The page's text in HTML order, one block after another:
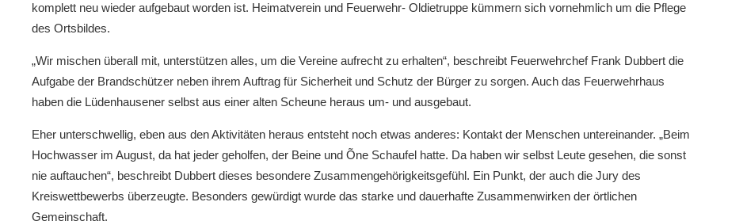
komplett neu wieder aufgebaut worden ist. Heimatverein und Feuerwehr- Oldietruppe kümmern sich vornehmlich um die Pflege
des Ortsbildes.
„Wir mischen überall mit, unterstützen alles, um die Vereine aufrecht zu erhalten“, beschreibt Feuerwehrchef Frank Dubbert die
Aufgabe der Brandschützer neben ihrem Auftrag für Sicherheit und Schutz der Bürger zu sorgen. Auch das Feuerwehrhaus
haben die Lüdenhausener selbst aus einer alten Scheune heraus um- und ausgebaut.
Eher unterschwellig, eben aus den Aktivitäten heraus entsteht noch etwas anderes: Kontakt der Menschen untereinander. „Beim
Hochwasser im August, da hat jeder geholfen, der Beine und Õne Schaufel hatte. Da haben wir selbst Leute gesehen, die sonst
nie auftauchen“, beschreibt Dubbert dieses besondere Zusammengehörigkeitsgefühl. Ein Punkt, der auch die Jury des
Kreiswettbewerbs überzeugte. Besonders gewürdigt wurde das starke und dauerhafte Zusammenwirken der örtlichen
Gemeinschaft.